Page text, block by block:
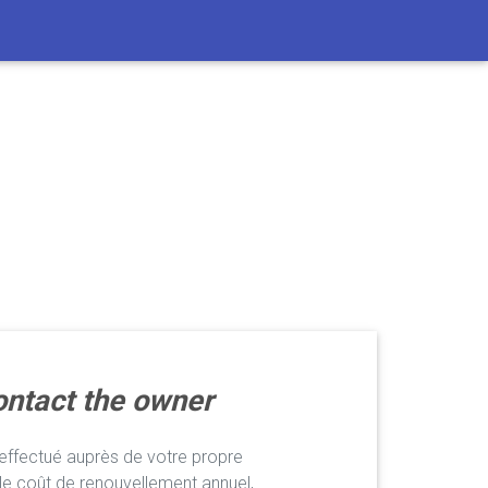
the owner
auprès de votre propre
coût de renouvellement annuel,